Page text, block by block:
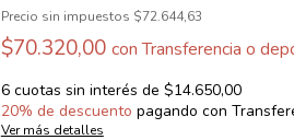
Precio sin impuestos $72.644,63
$70.320,00 con Transferencia o
6 cuotas sin interés de $14.650,00
20% de descuento pagando con
Ver más detalles